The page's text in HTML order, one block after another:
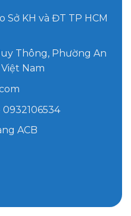
Sở KH và ĐT TP HCM
Thông, Phường An
Nam
ACB